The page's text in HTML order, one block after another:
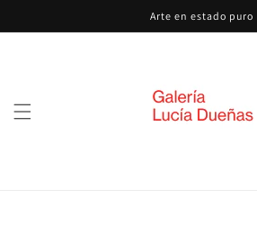
al contenido
Arte en estado puro